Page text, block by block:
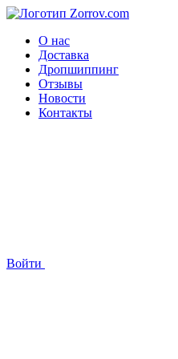
О нас
Доставка
Дропшиппинг
Отзывы
Новости
Контакты
Войти